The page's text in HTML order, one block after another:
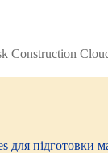
Construction
для підготовки